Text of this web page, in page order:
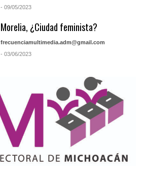
- 09/05/2023
Morelia, ¿Ciudad feminista?
frecuenciamultimedia.adm@gmail.com
- 03/06/2023